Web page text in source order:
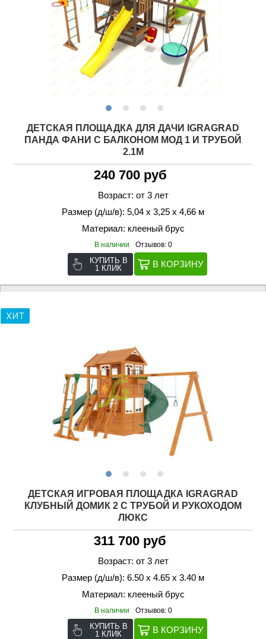
ДЕТСКАЯ ПЛОЩАДКА ДЛЯ ДАЧИ IGRAGRAD
ПАНДА ФАНИ С БАЛКОНОМ МОД 1 И ТРУБОЙ
2.1М
240 700 руб
Возраст: от 3 лет
Размер (д/ш/в): 5,04 х 3,25 х 4,66 м
Материал: клееный брус
В наличии Отзывов: 0
КУПИТЬ В
1 КЛИК
ДЕТСКАЯ ИГРОВАЯ ПЛОЩАДКА IGRAGRAD
КЛУБНЫЙ ДОМИК 2 С ТРУБОЙ И РУКОХОДОМ
ЛЮКС
311 700 руб
Возраст: от 3 лет
Размер (д/ш/в): 6.50 х 4.65 х 3.40 м
Материал: клееный брус
В наличии Отзывов: 0
КУПИТЬ В
1 КЛИК